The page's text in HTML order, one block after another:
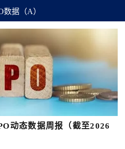
数据（A）
动态数据周报（截至2026